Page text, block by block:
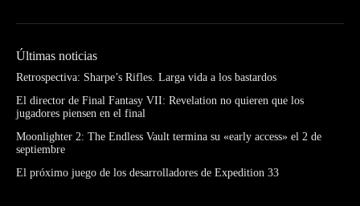
Últimas noticias
Retrospectiva: Sharpe’s Rifles. Larga vida a los bastardos
El director de Final Fantasy VII: Revelation no quieren que los
jugadores piensen en el final
Moonlighter 2: The Endless Vault termina su «early access» el 2 de
septiembre
El próximo juego de los desarrolladores de Expedition 33